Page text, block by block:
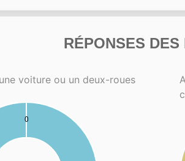
RÉPONSES
voiture ou un deux-roues